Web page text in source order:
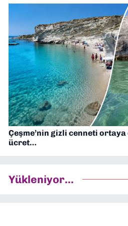
Çeşme’nin gizli cenneti ortaya
ücret…
Yükleniyor...